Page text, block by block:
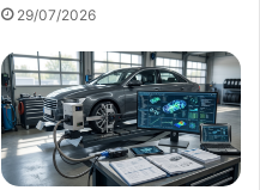
29/07/2026